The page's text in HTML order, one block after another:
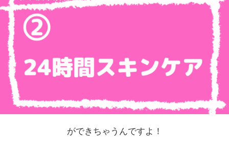
ができちゃうんですよ！